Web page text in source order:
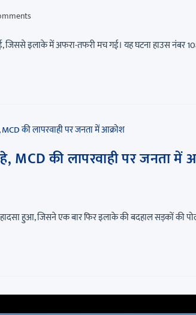
जिससे इलाके में अफरा-तफरी मच गई। यह घटना हाउस नंबर
MCD की लापरवाही पर जनता में
हुआ, जिसने एक बार फिर इलाके की बदहाल सड़कों की